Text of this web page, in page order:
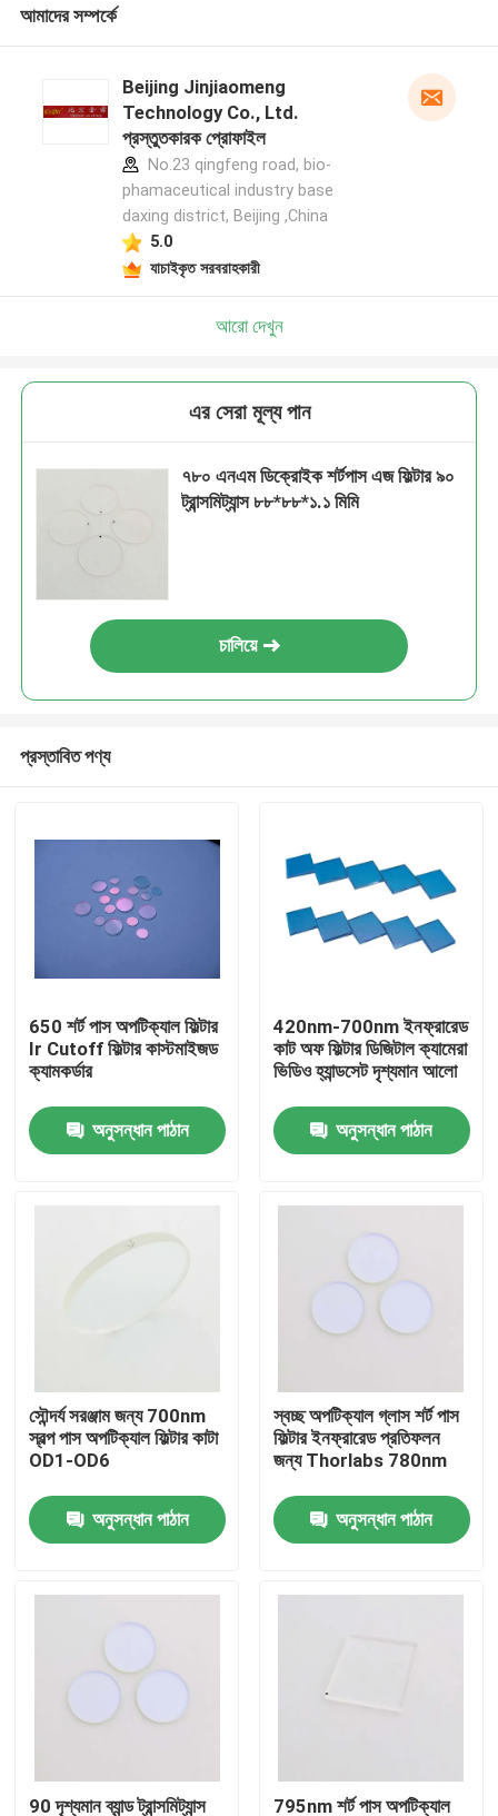
কারখানা ভ্রমণ
মান নিয়ন্ত্রণ
আমাদের সাথে যোগাযোগ করুন
উদ্ধৃতির জন্য আবেদন
ফ্লুরোসেন্স ব্যান্ডপাস ফিল্টার
আমাদের সম্পর্কে
Beijing Jinjiaomeng
Technology Co., Ltd.
প্রস্তুতকারক প্রোফাইল
No.23 qingfeng road, bio-
phamaceutical industry base
daxing district, Beijing ,China
5.0
যাচাইকৃত সরবরাহকারী
আরো দেখুন
এর সেরা মূল্য পান
৭৮০ এনএম ডিক্রোইক শর্টপাস এজ ফিল্টার ৯০
ট্রান্সমিট্যান্স ৮৮*৮৮*১.১ মিমি
চালিয়ে
প্রস্তাবিত পণ্য
650 শর্ট পাস অপটিক্যাল ফিল্টার
Ir Cutoff ফিল্টার কাস্টমাইজড
ক্যামকর্ডার
অনুসন্ধান পাঠান
420nm-700nm ইনফ্রারেড
কাট অফ ফিল্টার ডিজিটাল ক্যামেরা
ভিডিও হ্যান্ডসেট দৃশ্যমান আলো
অনুসন্ধান পাঠান
সৌন্দর্য সরঞ্জাম জন্য 700nm
স্বল্প পাস অপটিক্যাল ফিল্টার কাটা
OD1-OD6
অনুসন্ধান পাঠান
স্বচ্ছ অপটিক্যাল গ্লাস শর্ট পাস
ফিল্টার ইনফ্রারেড প্রতিফলন
জন্য Thorlabs 780nm
অনুসন্ধান পাঠান
90 দৃশ্যমান ব্যান্ড ট্রান্সমিট্যান্স 795nm শর্ট পাস অপটিক্যাল